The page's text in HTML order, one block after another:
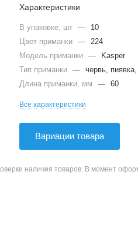
Характеристики
В упаковке, шт —
10
Цвет приманки — 224
Модель приманки —
Kasper
Тип приманки — червь,
Длина приманки, мм
— 60
Все характеристики
Вариации товара
наличия товаров. В момент